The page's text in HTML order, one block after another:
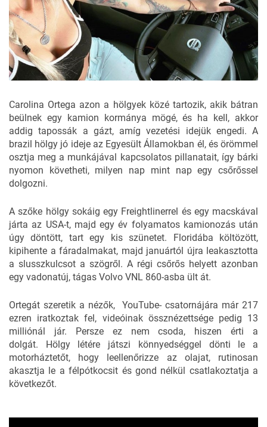
Carolina Ortega azon a hölgyek közé tartozik, akik bátran
beülnek egy kamion kormánya mögé, és ha kell, akkor
addig tapossák a gázt, amíg vezetési idejük engedi. A
brazil hölgy jó ideje az Egyesült Államokban él, és örömmel
osztja meg a munkájával kapcsolatos pillanatait, így bárki
nyomon követheti, milyen nap mint nap egy csőrőssel
dolgozni.
A szőke hölgy sokáig egy Freightlinerrel és egy macskával
járta az USA-t, majd egy év folyamatos kamionozás után
úgy döntött, tart egy kis szünetet. Floridába költözött,
kipihente a fáradalmakat, majd januártól újra leakasztotta
a slusszkulcsot a szögről. A régi csőrős helyett azonban
egy vadonatúj, tágas Volvo VNL 860-asba ült át.
Ortegát szeretik a nézők, YouTube- csatornájára már 217
ezren iratkoztak fel, videóinak össznézettsége pedig 13
milliónál jár. Persze ez nem csoda, hiszen érti a
dolgát. Hölgy létére játszi könnyedséggel dönti le a
motorháztetőt, hogy leellenőrizze az olajat, rutinosan
akasztja le a félpótkocsit és gond nélkül csatlakoztatja a
következőt.